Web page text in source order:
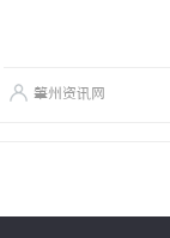
肇州资讯网